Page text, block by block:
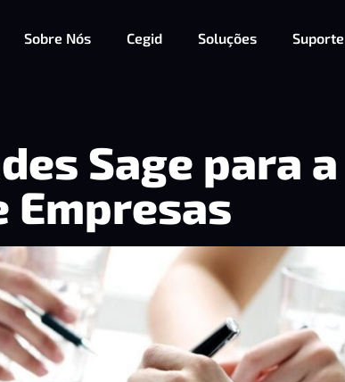
Sobre Nós Cegid Soluções Suporte
Sage para a
Empresas